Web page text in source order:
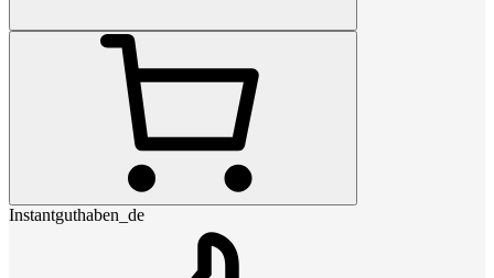
Instantguthaben_de